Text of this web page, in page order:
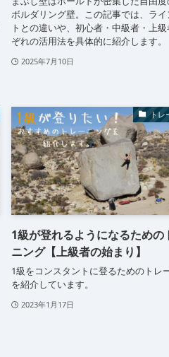
ボルダリング壁。この記事では、ライ
トとの違いや、初心者・中級者・上
ぞれの活用法を具体的に紹介します。
2025年7月10日
トレ
1級が登れるようになるための
ニング【上級者の始まり】
1級をコンスタントに登るためのトレ
を紹介しています。
2023年1月17日